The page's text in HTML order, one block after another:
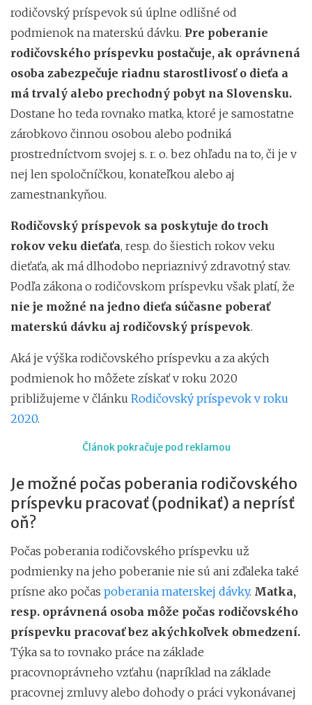
rodičovský príspevok sú úplne odlišné od
podmienok na materskú dávku. Pre poberanie
rodičovského príspevku postačuje, ak oprávnená
osoba zabezpečuje riadnu starostlivosť o dieťa a
má trvalý alebo prechodný pobyt na Slovensku.
Dostane ho teda rovnako matka, ktoré je samostatne
zárobkovo činnou osobou alebo podniká
prostredníctvom svojej s. r. o. bez ohľadu na to, či je v
nej len spoločníčkou, konateľkou alebo aj
zamestnankyňou.
Rodičovský príspevok sa poskytuje do troch
rokov veku dieťaťa, resp. do šiestich rokov veku
dieťaťa, ak má dlhodobo nepriaznivý zdravotný stav.
Podľa zákona o rodičovskom príspevku však platí, že
nie je možné na jedno dieťa súčasne poberať
materskú dávku aj rodičovský príspevok.
Aká je výška rodičovského príspevku a za akých
podmienok ho môžete získať v roku 2020
približujeme v článku Rodičovský príspevok v roku
2020.
Článok pokračuje pod reklamou
Je možné počas poberania rodičovského
príspevku pracovať (podnikať) a neprísť
oň?
Počas poberania rodičovského príspevku už
podmienky na jeho poberanie nie sú ani zďaleka také
prísne ako počas poberania materskej dávky. Matka,
resp. oprávnená osoba môže počas rodičovského
príspevku pracovať bez akýchkoľvek obmedzení.
Týka sa to rovnako práce na základe
pracovnoprávneho vzťahu (napríklad na základe
pracovnej zmluvy alebo dohody o práci vykonávanej